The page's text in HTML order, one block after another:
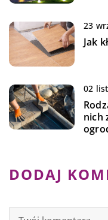
23
Jak
02
nich
DODAJ